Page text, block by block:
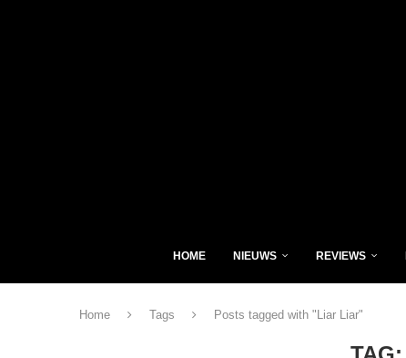
HOME NIEUWS REVIEWS
Home Tags Posts tagged with "Liar Liar"